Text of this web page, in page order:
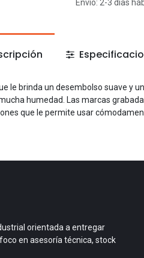
Envío: 2-3 días
le brinda un desembolso suave y
humedad. Las marcas
que le permite usar
orientada a entregar
en asesoría técnica, stock